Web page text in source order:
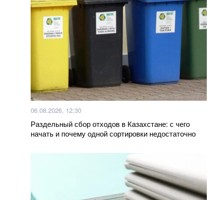
Мишина показала живот на зеркальном селфи-
снимке. Фото
Как можно использовать масло из рыбных
консервов. Лайфхак
Российские пропагандисты выдают Санкт-
Петербург за "восстановленный" Мариуполь
Маляр озвучила соотношение потерь Украины и
россии
Больше новостей
06.08.2026, 12:30
Раздельный сбор отходов в Казахстане: с чего
начать и почему одной сортировки недостаточно